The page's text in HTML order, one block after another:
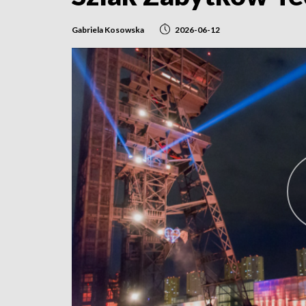
Gabriela Kosowska 2026-06-12